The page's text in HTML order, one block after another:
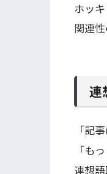
ホッ
関連
連
「記
「も
連想